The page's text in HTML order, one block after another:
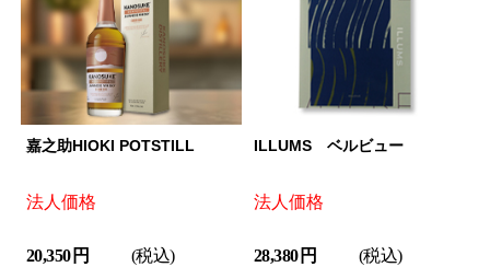
嘉之助HIOKI POTSTILL
法人価格
20,350 円 (税込)
ILLUMS ベルビュー
法人価格
28,380 円 (税込)